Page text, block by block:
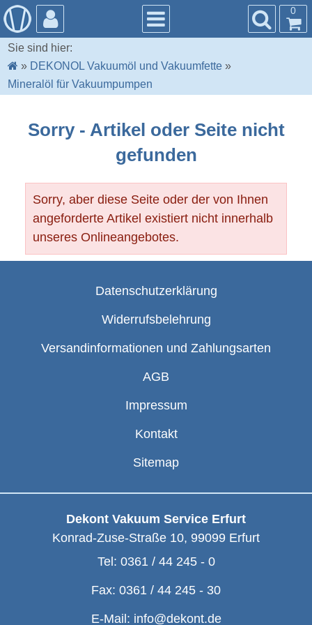
0
Sie sind hier:
» DEKONOL Vakuumöl und Vakuumfette »
Mineralöl für Vakuumpumpen
Sorry - Artikel oder Seite nicht
gefunden
Sorry, aber diese Seite oder der von Ihnen
angeforderte Artikel existiert nicht innerhalb
unseres Onlineangebotes.
Datenschutzerklärung
Widerrufsbelehrung
Versandinformationen und Zahlungsarten
AGB
Impressum
Kontakt
Sitemap
Dekont Vakuum Service Erfurt
Konrad-Zuse-Straße 10, 99099 Erfurt
Tel: 0361 / 44 245 - 0
Fax: 0361 / 44 245 - 30
E-Mail: info@dekont.de